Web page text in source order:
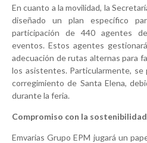
En cuanto a la movilidad, la
diseñado un plan específico
participación de 440 agentes
eventos. Estos agentes
adecuación de rutas alternas para
los asistentes. Particularmente, se
corregimiento de Santa Elena,
durante la feria.
Compromiso con la sostenibilidad
Emvarias Grupo EPM jugará un